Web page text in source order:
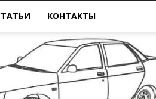
КОНТАКТЫ